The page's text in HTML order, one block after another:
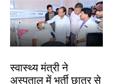
स्वास्थ्य मंत्री ने
अस्पताल में भर्ती छात्र से